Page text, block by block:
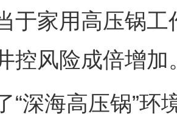
于家用高压锅
控风险成倍增加
海高压锅”环